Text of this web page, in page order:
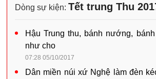
Dòng sự kiện: Tết trung Thu
Hậu Trung thu, bánh nướng,
như cho
07:28 05/10/2017
Dân miền núi xứ Nghệ làm đèn